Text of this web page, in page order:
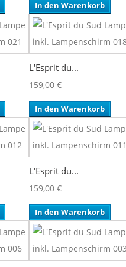
In den Warenkorb
L'Esprit du...
159,00 €
In den Warenkorb
L'Esprit du...
159,00 €
In den Warenkorb